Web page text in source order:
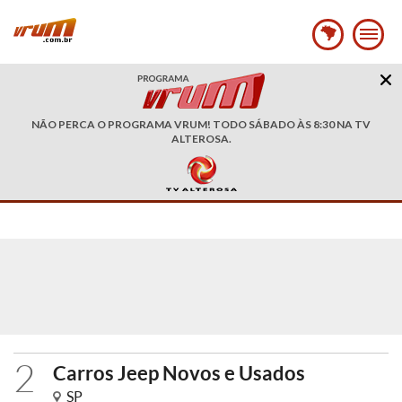
NÃO PERCA O PROGRAMA VRUM! TODO SÁBADO ÀS 8:30 NA TV
ALTEROSA.
2 Carros Jeep Novos e Usados
SP